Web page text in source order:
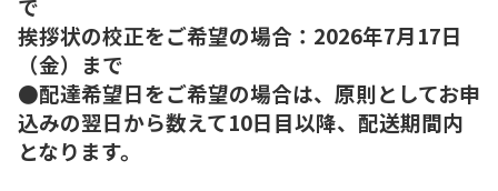
挨拶状の校正をご希望の場合：2026年7月17日
（金）まで
●配達希望日をご希望の場合は、原則としてお申
込みの翌日から数えて10日目以降、配送期間内
となります。